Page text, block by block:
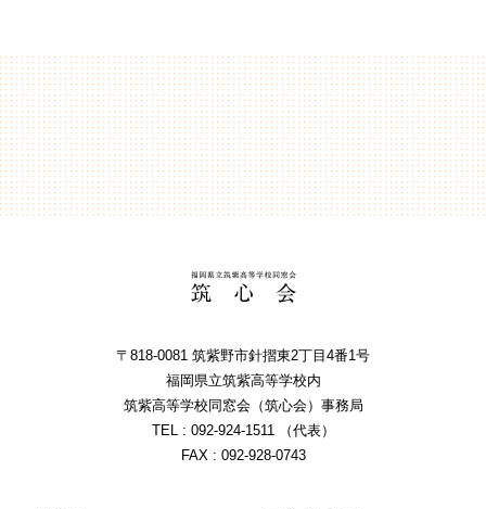
〒818-0081 筑紫野市針摺東2丁⽬4番1号
福岡県⽴筑紫⾼等学校内
筑紫⾼等学校同窓会（筑⼼会）事務局
TEL : 092-924-1511 （代表）
FAX : 092-928-0743